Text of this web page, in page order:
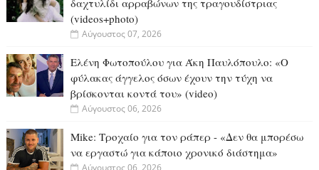
δαχτυλίδι αρραβώνων της τραγουδίστριας
(videos+photo)
Αύγουστος 07, 2026
Ελένη Φωτοπούλου για Άκη Παυλόπουλο: «Ο
φύλακας άγγελος όσων έχουν την τύχη να
βρίσκονται κοντά του» (video)
Αύγουστος 06, 2026
Mike: Τροχαίο για τον ράπερ - «Δεν θα μπορέσω
να εργαστώ για κάποιο χρονικό διάστημα»
Αύγουστος 06, 2026